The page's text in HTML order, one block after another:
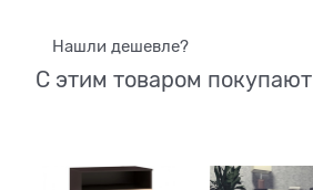
Нашли дешевле?
С этим товаром покупают